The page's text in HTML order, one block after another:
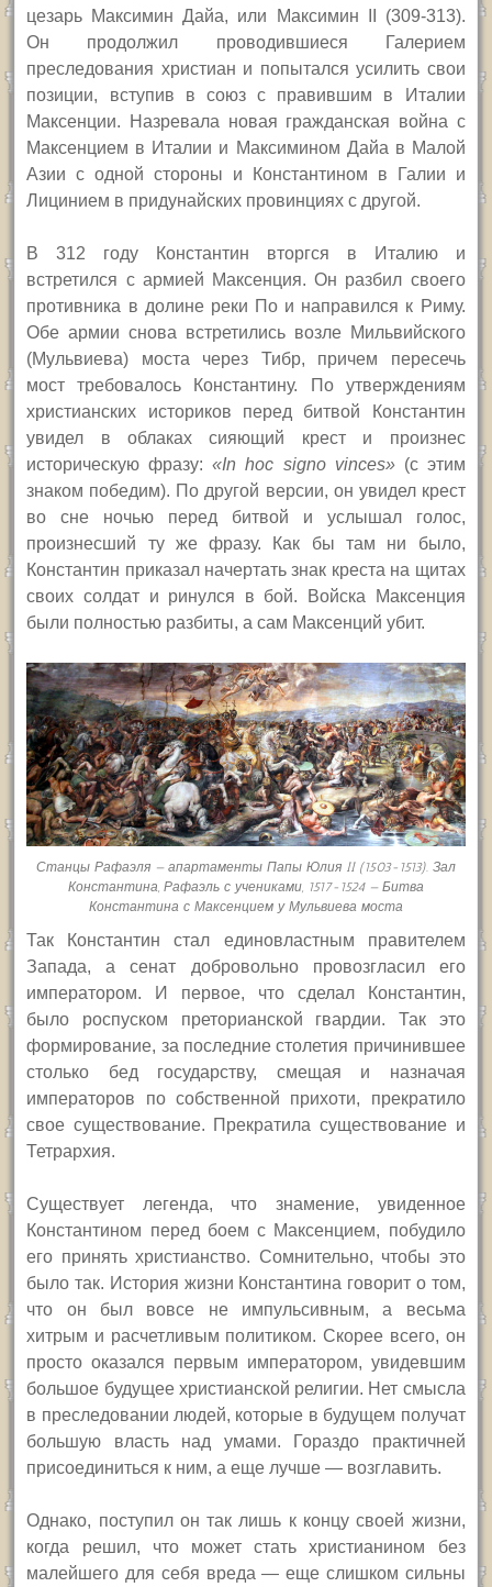
цезарь Максимин Дайа, или Максимин
(309-313).
Он продолжил проводившиеся Галерием
преследования христиан и попытался усилить свои
позиции, вступив в союз с правившим в Италии
Максенции. Назревала новая гражданская война с
Максенцием в Италии и Максимином Дайа в Малой
Азии с одной стороны и Константином в Галии и
Лицинием в придунайских провинциях с другой.
В 312 году Константин вторгся в Италию и
встретился с армией Максенция. Он разбил своего
противника в долине реки По и направился к Риму.
Обе армии снова встретились возле Мильвийского
(Мульвиева) моста через Тибр, причем пересечь
мост требовалось Константину. По утверждениям
христианских историков перед битвой Константин
увидел в облаках сияющий крест и произнес
историческую фразу:«In hoc signo vinces»(с этим
знаком победим). По другой версии, он увидел крест
во сне ночью перед битвой и услышал голос,
произнесший ту же фразу. Как бы там ни было,
Константин приказал начертать знак креста на щитах
своих солдат и ринулся в бой. Войска Максенция
были полностью разбиты, а сам Максенций убит.
Станцы Рафаэля — апартаменты Папы Юлия II (1503-1513). Зал
Константина, Рафаэль с учениками, 1517-1524 — Битва
Константина с Максенцием у Мульвиева моста
Так Константин стал единовластным правителем
Запада, а сенат добровольно провозгласил его
императором. И первое, что сделал Константин,
было роспуском преторианской гвардии. Так это
формирование, за последние столетия причинившее
столько бед государству, смещая и назначая
императоров по собственной прихоти, прекратило
свое существование. Прекратила существование и
Тетрархия.
Существует легенда, что знамение, увиденное
Константином перед боем с Максенцием, побудило
его принять христианство. Сомнительно, чтобы это
было так. История жизни Константина говорит о том,
что он был вовсе не импульсивным, а весьма
хитрым и расчетливым политиком. Скорее всего, он
просто оказался первым императором, увидевшим
большое будущее христианской религии. Нет смысла
в преследовании людей, которые в будущем получат
большую власть над умами. Гораздо практичней
присоединиться к ним, а еще лучше — возглавить.
Однако, поступил он так лишь к концу своей жизни,
когда решил, что может стать христианином без
малейшего для себя вреда — еще слишком сильны